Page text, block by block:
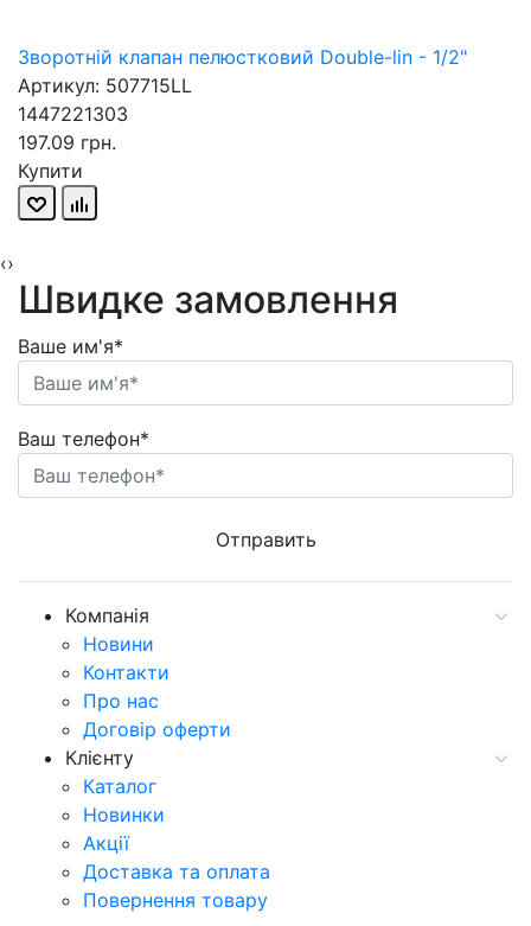
Зворотній клапан пелюстковий Double-lin - 1/2"
Артикул: 507715LL
1447221303
197.09 грн.
Купити
‹›
Швидке замовлення
Ваше им'я*
Ваш телефон*
Компанія
Новини
Контакти
Про нас
Договір оферти
Клієнту
Каталог
Новинки
Акції
Доставка та оплата
Повернення товару